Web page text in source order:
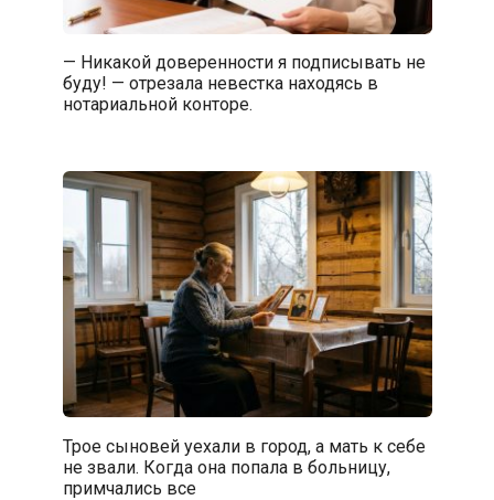
— Никакой доверенности я подписывать не
буду! — отрезала невестка находясь в
нотариальной конторе.
Трое сыновей уехали в город, а мать к себе
не звали. Когда она попала в больницу,
примчались все